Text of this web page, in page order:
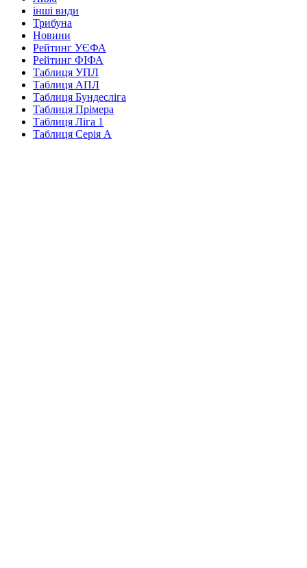
інші види
Трибуна
Новини
Рейтинг УЄФА
Рейтинг ФІФА
Таблиця УПЛ
Таблиця АПЛ
Таблиця Бундесліга
Таблиця Прімера
Таблиця Ліга 1
Таблиця Серія А